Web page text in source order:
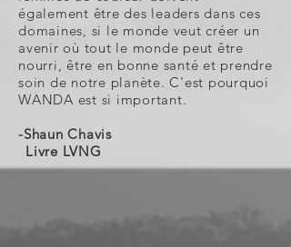
également être des leaders dans ces
domaines, si le monde veut créer un
avenir où tout le monde peut être
nourri, être en bonne santé et prendre
soin de notre planète. C'est pourquoi
WANDA est si important.
-Shaun Chavis
Livre LVNG